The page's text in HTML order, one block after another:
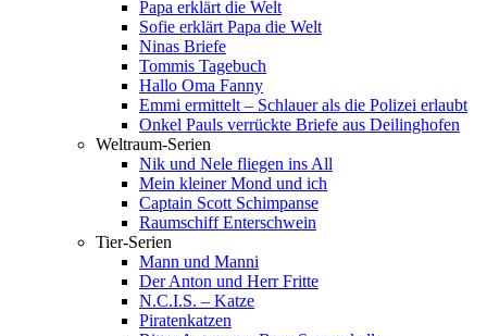
Papa erklärt die Welt
Sofie erklärt Papa die Welt
Ninas Briefe
Tommis Tagebuch
Hallo Oma Fanny
Emmi ermittelt – Schlauer als die Polizei erlaubt
Onkel Pauls verrückte Briefe aus Deilinghofen
Weltraum-Serien
Nik und Nele fliegen ins All
Mein kleiner Mond und ich
Captain Scott Schimpanse
Raumschiff Enterschwein
Tier-Serien
Mann und Manni
Der Anton und Herr Fritte
N.C.I.S. – Katze
Piratenkatzen